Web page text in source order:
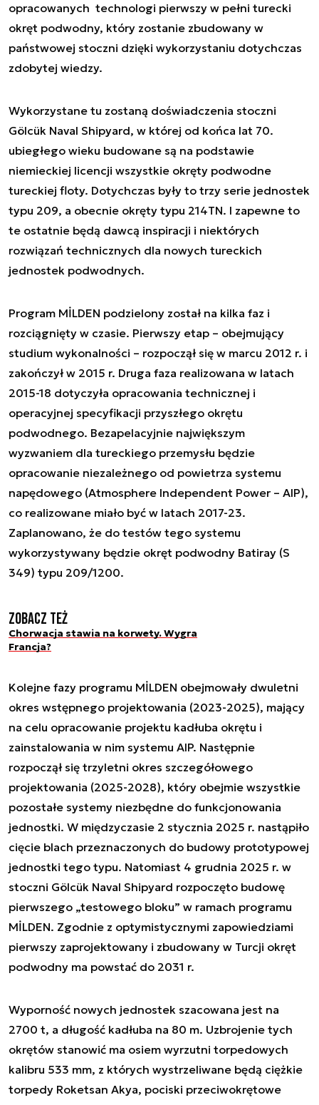
opracowanych technologi pierwszy w pełni turecki
okręt podwodny, który zostanie zbudowany w
państwowej stoczni dzięki wykorzystaniu dotychczas
zdobytej wiedzy.
Wykorzystane tu zostaną doświadczenia stoczni
Gölcük Naval Shipyard, w której od końca lat 70.
ubiegłego wieku budowane są na podstawie
niemieckiej licencji wszystkie okręty podwodne
tureckiej floty. Dotychczas były to trzy serie jednostek
typu 209, a obecnie okręty typu 214TN. I zapewne to
te ostatnie będą dawcą inspiracji i niektórych
rozwiązań technicznych dla nowych tureckich
jednostek podwodnych.
Program MİLDEN podzielony został na kilka faz i
rozciągnięty w czasie. Pierwszy etap – obejmujący
studium wykonalności – rozpoczął się w marcu 2012 r. i
zakończył w 2015 r. Druga faza realizowana w latach
2015-18 dotyczyła opracowania technicznej i
operacyjnej specyfikacji przyszłego okrętu
podwodnego. Bezapelacyjnie największym
wyzwaniem dla tureckiego przemysłu będzie
opracowanie niezależnego od powietrza systemu
napędowego (Atmosphere Independent Power – AIP),
co realizowane miało być w latach 2017-23.
Zaplanowano, że do testów tego systemu
wykorzystywany będzie okręt podwodny Batiray (S
349) typu 209/1200.
Zobacz też
Chorwacja stawia na korwety. Wygra
Francja?
Kolejne fazy programu MİLDEN obejmowały dwuletni
okres wstępnego projektowania (2023-2025), mający
na celu opracowanie projektu kadłuba okrętu i
zainstalowania w nim systemu AIP. Następnie
rozpoczął się trzyletni okres szczegółowego
projektowania (2025-2028), który obejmie wszystkie
pozostałe systemy niezbędne do funkcjonowania
jednostki. W międzyczasie 2 stycznia 2025 r. nastąpiło
cięcie blach przeznaczonych do budowy prototypowej
jednostki tego typu. Natomiast 4 grudnia 2025 r. w
stoczni Gölcük Naval Shipyard rozpoczęto budowę
pierwszego „testowego bloku” w ramach programu
MİLDEN. Zgodnie z optymistycznymi zapowiedziami
pierwszy zaprojektowany i zbudowany w Turcji okręt
podwodny ma powstać do 2031 r.
Wyporność nowych jednostek szacowana jest na
2700 t, a długość kadłuba na 80 m. Uzbrojenie tych
okrętów stanowić ma osiem wyrzutni torpedowych
kalibru 533 mm, z których wystrzeliwane będą ciężkie
torpedy Roketsan Akya, pociski przeciwokrętowe